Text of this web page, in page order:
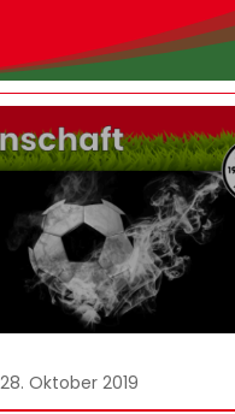
Oktober 2019